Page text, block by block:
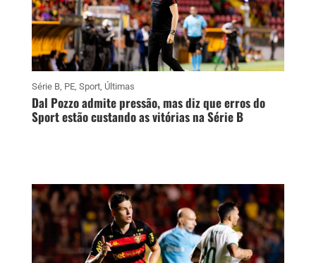
Série B, PE, Sport, Últimas
Dal Pozzo admite pressão, mas diz que erros do
Sport estão custando as vitórias na Série B